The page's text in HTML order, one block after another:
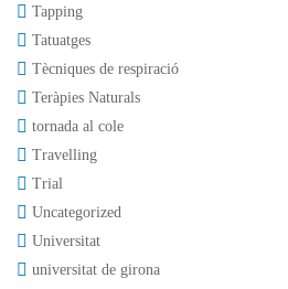
Tapping
Tatuatges
Tècniques de respiració
Teràpies Naturals
tornada al cole
Travelling
Trial
Uncategorized
Universitat
universitat de girona